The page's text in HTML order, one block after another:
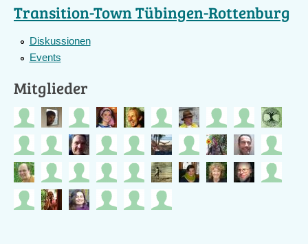
Transition-Town Tübingen-Rottenburg
Diskussionen
Events
Mitglieder